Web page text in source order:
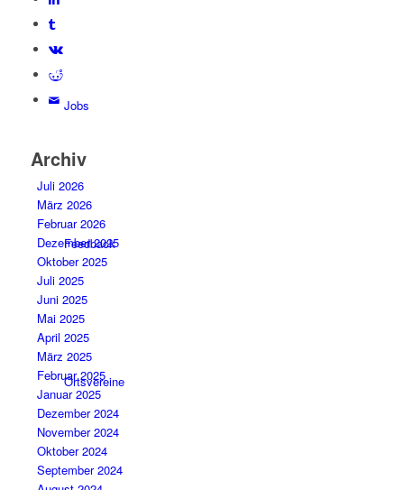
Jobs
Feedback
Ortsvereine
Archiv
Juli 2026
März 2026
Februar 2026
Dezember 2025
Oktober 2025
Juli 2025
Juni 2025
Mai 2025
April 2025
März 2025
Februar 2025
Januar 2025
Dezember 2024
November 2024
Oktober 2024
September 2024